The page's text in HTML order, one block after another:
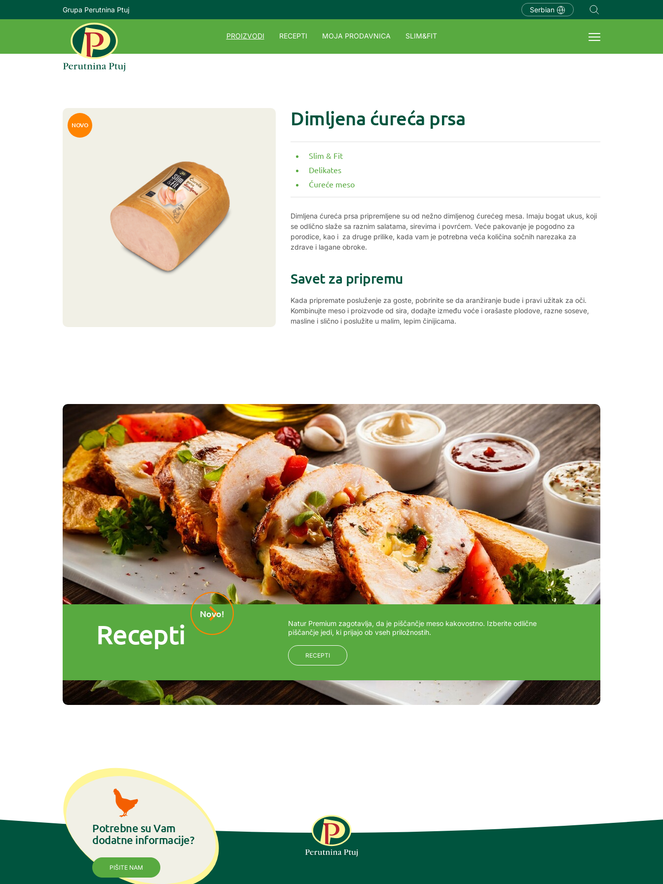
Grupa Perutnina Ptuj Serbian
PROIZVODI RECEPTI MOJA PRODAVNICA SLIM&FIT
NOVO Dimljena ćureća prsa
Slim & Fit
Delikates
Ćureće meso
Dimljena ćureća prsa pripremljene su od nežno dimljenog ćurećeg mesa. Imaju bogat ukus, koji
se odlično slaže sa raznim salatama, sirevima i povrćem. Veće pakovanje je pogodno za
porodice, kao i za druge prilike, kada vam je potrebna veća količina sočnih narezaka za
zdrave i lagane obroke.
Savet za pripremu
Kada pripremate posluženje za goste, pobrinite se da aranžiranje bude i pravi užitak za oči.
Kombinujte meso i proizvode od sira, dodajte između voće i orašaste plodove, razne soseve,
masline i slično i poslužite u malim, lepim činijicama.
Recepti
Novo!
Natur Premium zagotavlja, da je piščančje meso kakovostno. Izberite odlične
piščančje jedi, ki prijajo ob vseh priložnostih.
RECEPTI
Potrebne su Vam
dodatne informacije?
PIŠITE NAM